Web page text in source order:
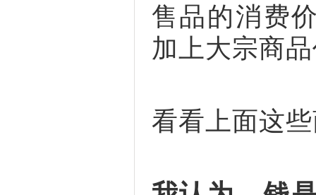
售品的消费
加上大宗商
看看上面这